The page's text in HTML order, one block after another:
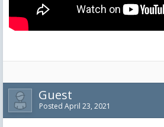
Guest
Posted April 23, 2021